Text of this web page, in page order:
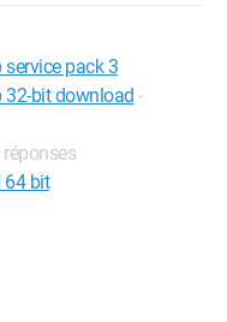
14.8.0.5a\"
pack 3
32-bit download -
64 bit